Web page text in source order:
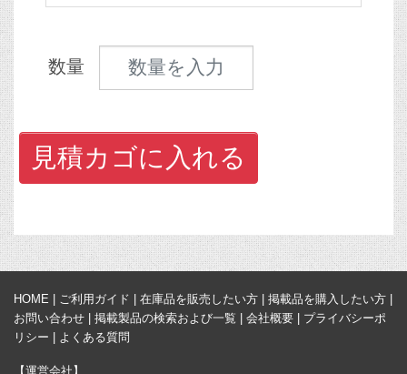
数量
見積数量
見積カゴに入れる
HOME | ご利用ガイド | 在庫品を販売したい方 | 掲載品を購入したい方 |
お問い合わせ | 掲載製品の検索および一覧 | 会社概要 | プライバシーポ
リシー | よくある質問
【運営会社】